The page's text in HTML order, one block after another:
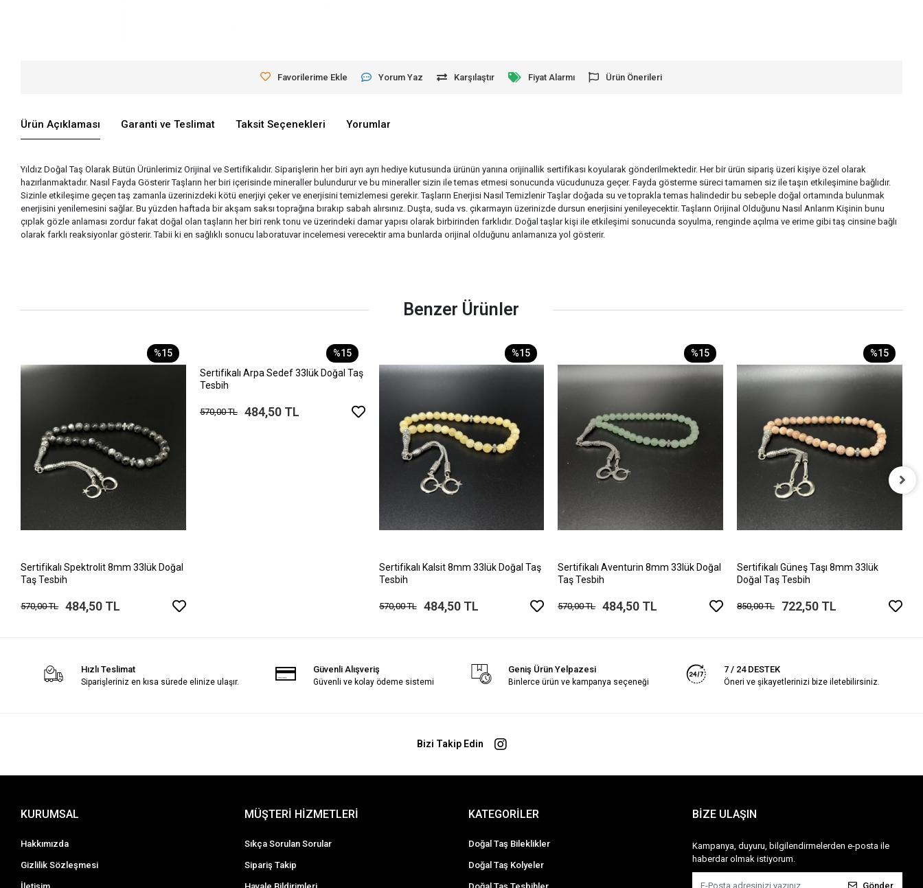
Favorilerime Ekle Yorum Yaz Karşılaştır Fiyat Alarmı Ürün Önerileri
Ürün Açıklaması Garanti ve Teslimat Taksit Seçenekleri Yorumlar
Yıldız Doğal Taş Olarak Bütün Ürünlerimiz Orijinal ve Sertifikalıdır. Siparişlerin her biri ayrı ayrı hediye kutusunda ürünün yanına orijinallik sertifikası koyularak gönderilmektedir. Her bir ürün sipariş üzeri kişiye özel olarak
hazırlanmaktadır. Nasıl Fayda Gösterir Taşların her biri içerisinde mineraller bulundurur ve bu mineraller sizin ile temas etmesi sonucunda vücudunuza geçer. Fayda gösterme süreci tamamen siz ile taşın etkileşimine bağlıdır.
Sizinle etkileşime geçen taş zamanla üzerinizdeki kötü enerjiyi çeker ve enerjisini temizlemesi gerekir. Taşların Enerjisi Nasıl Temizlenir Taşlar doğada su ve toprakla temas halindedir bu sebeple doğal ortamında bulunmak
enerjisini yenilemesini sağlar. Bu yüzden haftada bir akşam saksı toprağına bırakıp sabah alırsınız. Duşta, suda vs. çıkarmayın üzerinizde dursun enerjisini yenileyecektir. Taşların Orijinal Olduğunu Nasıl Anlarım Kişinin bunu
çıplak gözle anlaması zordur fakat doğal olan taşların her biri renk tonu ve üzerindeki damar yapısı olarak birbirinden farklıdır. Doğal taşlar kişi ile etkileşimi sonucunda soyulma, renginde açılma ve erime gibi taş cinsine bağlı
olarak farklı reaksiyonlar gösterir. Tabii ki en sağlıklı sonucu laboratuvar incelemesi verecektir ama bunlarda orijinal olduğunu anlamanıza yol gösterir.
Benzer Ürünler
%15
Sertifikalı Spektrolit 8mm 33lük Doğal
Taş Tesbih
570,00 TL 484,50 TL
%15
Sertifikalı Arpa Sedef 33lük Doğal Taş
Tesbih
570,00 TL 484,50 TL
%15
Sertifikalı Kalsit 8mm 33lük Doğal Taş
Tesbih
570,00 TL 484,50 TL
%15
Sertifikalı Aventurin 8mm 33lük Doğal
Taş Tesbih
570,00 TL 484,50 TL
%15
Sertifikalı Güneş Taşı 8mm 33lük
Doğal Taş Tesbih
850,00 TL 722,50 TL
Hızlı Teslimat
Siparişleriniz en kısa sürede elinize ulaşır.
Güvenli Alışveriş
Güvenli ve kolay ödeme sistemi
Geniş Ürün Yelpazesi
Binlerce ürün ve kampanya seçeneği
7 / 24 DESTEK
Öneri ve şikayetlerinizi bize iletebilirsiniz.
Bizi Takip Edin
KURUMSAL
Hakkımızda
Gizlilik Sözleşmesi
MÜŞTERİ HİZMETLERİ
Sıkça Sorulan Sorular
Sipariş Takip
KATEGORİLER
Doğal Taş Bileklikler
Doğal Taş Kolyeler
BİZE ULAŞIN
Kampanya, duyuru, bilgilendirmelerden e-posta ile
haberdar olmak istiyorum.
Gönder